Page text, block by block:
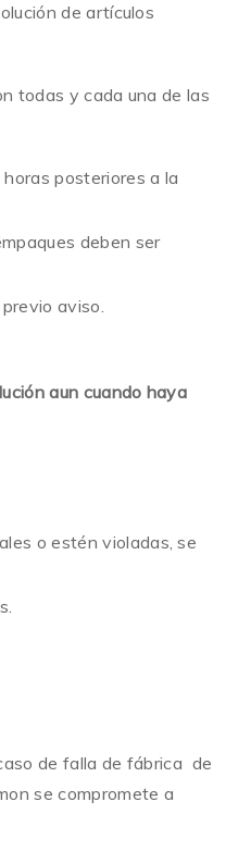
de artículos
todas y cada una de las
posteriores a la
deben ser
aviso.
aun cuando haya
o estén violadas, se
de falla de fábrica de
se compromete a